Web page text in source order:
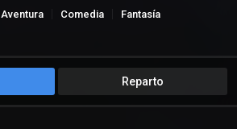
Aventura
Comedia Fantasía
Reparto